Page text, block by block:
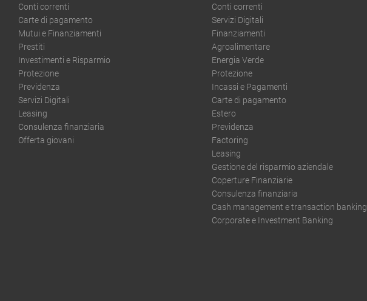
Conti correnti
Carte di pagamento
Mutui e Finanziamenti
Prestiti
Investimenti e Risparmio
Protezione
Previdenza
Servizi Digitali
Leasing
Consulenza finanziaria
Offerta giovani
Conti correnti
Servizi Digitali
Finanziamenti
Agroalimentare
Energia Verde
Protezione
Incassi e Pagamenti
Carte di pagamento
Estero
Previdenza
Factoring
Leasing
Gestione del risparmio aziendale
Coperture Finanziarie
Consulenza finanziaria
Cash management e transaction banking
Corporate e Investment Banking